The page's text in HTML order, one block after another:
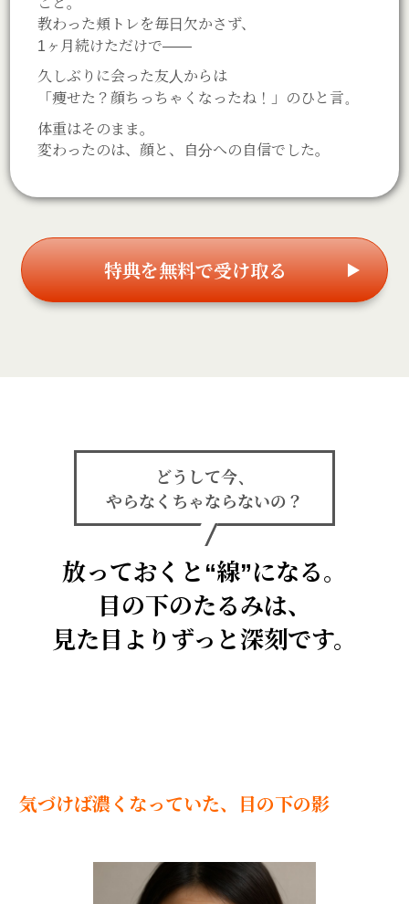
こと。
教わった頬トレを毎日欠かさず、
1ヶ月続けただけで——
久しぶりに会った友人からは
「痩せた？顔ちっちゃくなったね！」のひと言。
体重はそのまま。
変わったのは、顔と、自分への自信でした。
特典を無料で受け取る
どうして今、
やらなくちゃならないの？
放っておくと“線”になる。
目の下のたるみは、
見た目よりずっと深刻です。
気づけば濃くなっていた、目の下の影